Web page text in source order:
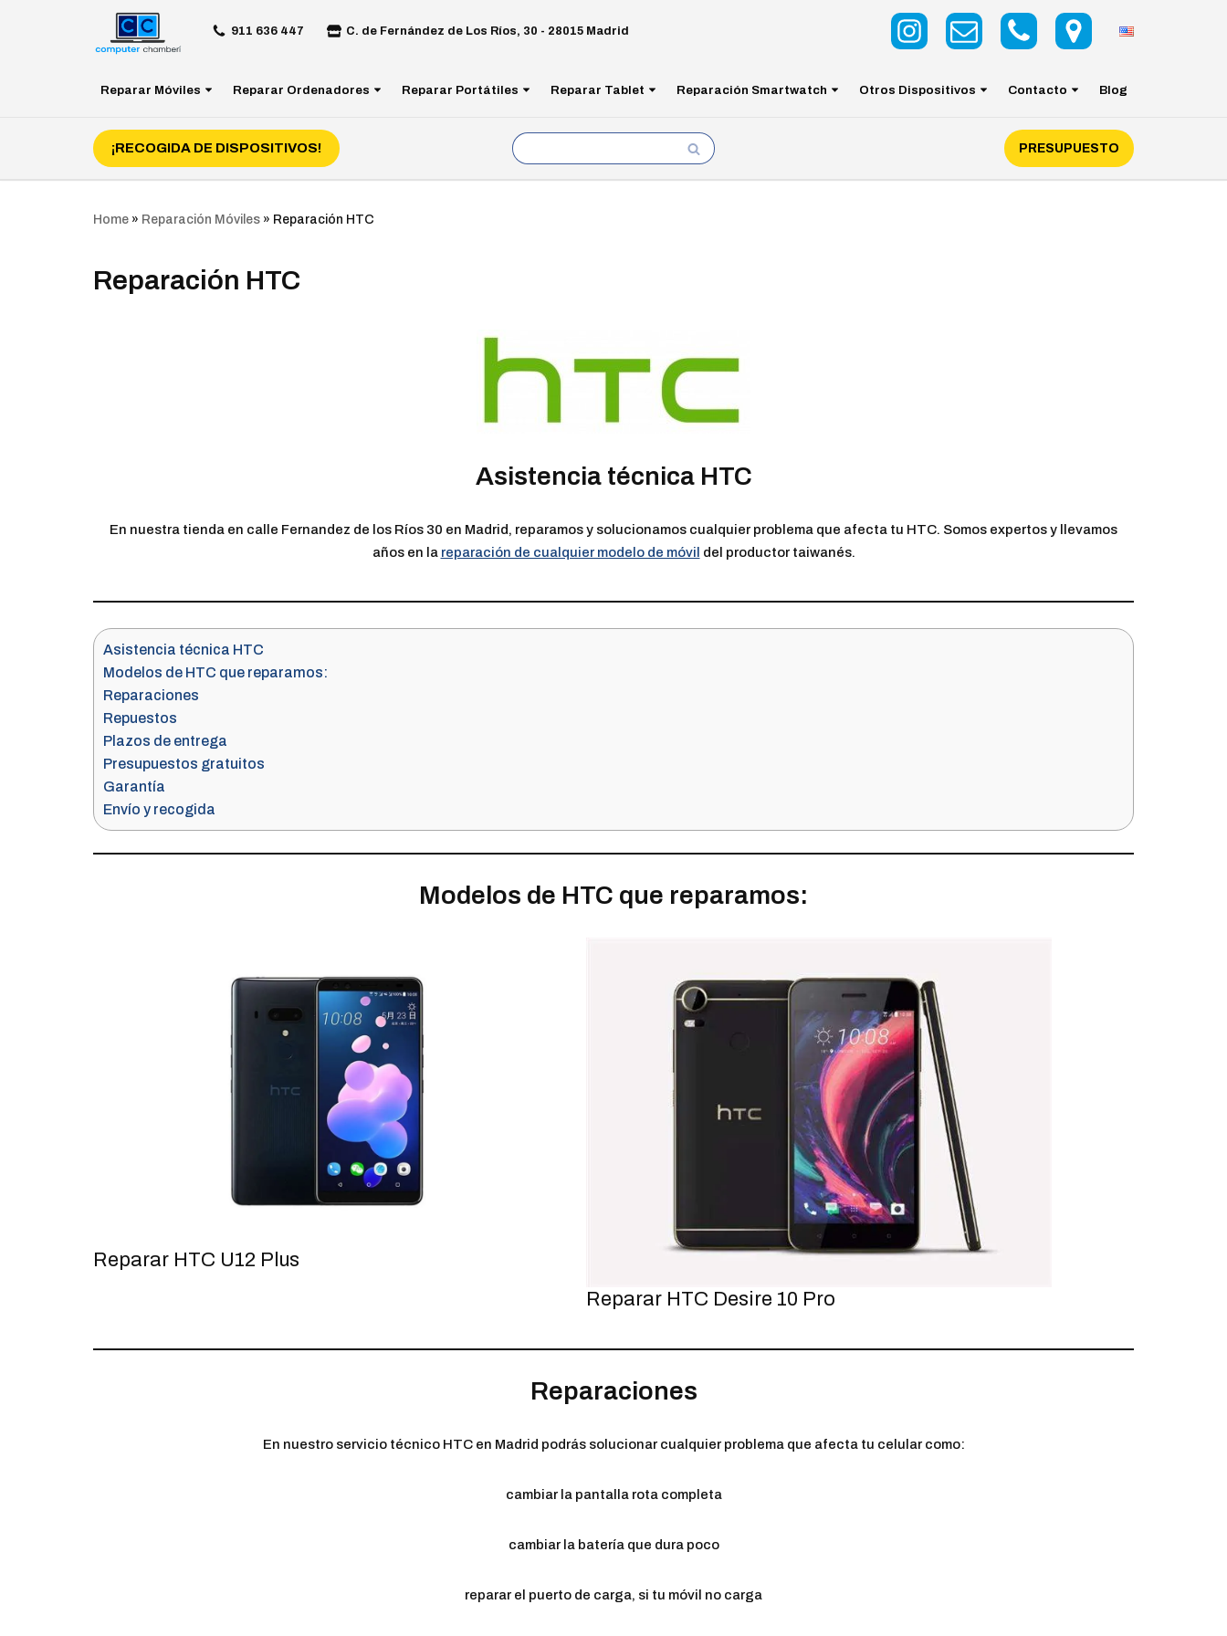
911 636 447 C. de Fernández de Los Ríos, 30 - 28015 Madrid
Reparar Móviles Reparar Ordenadores Reparar Portátiles Reparar Tablet Reparación Smartwatch Otros Dispositivos Contacto Blog
¡RECOGIDA DE DISPOSITIVOS! PRESUPUESTO
Home » Reparación Móviles » Reparación HTC
Reparación HTC
Asistencia técnica HTC
En nuestra tienda en calle Fernandez de los Ríos 30 en Madrid, reparamos y solucionamos cualquier problema que afecta tu HTC. Somos expertos y llevamos
años en la reparación de cualquier modelo de móvil del productor taiwanés.
Asistencia técnica HTC
Modelos de HTC que reparamos:
Reparaciones
Repuestos
Plazos de entrega
Presupuestos gratuitos
Garantía
Envío y recogida
Modelos de HTC que reparamos:
Reparar HTC U12 Plus
Reparar HTC Desire 10 Pro
Reparaciones
En nuestro servicio técnico HTC en Madrid podrás solucionar cualquier problema que afecta tu celular como:
cambiar la pantalla rota completa
cambiar la batería que dura poco
reparar el puerto de carga, si tu móvil no carga